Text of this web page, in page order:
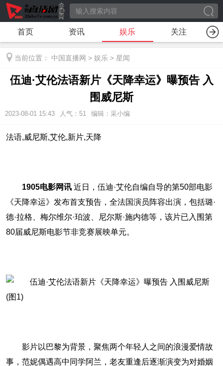
首页 资讯 娱乐 关注
当前位置： 中国直播网 > 娱乐 > 星闻
伍迪·艾伦法语新片《天降幸运》曝预告 入
围威尼斯
2023-08-01 15:43 人气： 51 编辑：采小编
法语,威尼斯,艾伦,新片,天降
1905电影网讯 近日，伍迪·艾伦自编自导的第50部电影
《天降幸运》发布首支预告，全法国演员阵容出演，包括璐·
德·拉格、梅尔维尔·珀波、尼尔斯·施内德等，该片已入围第
80届威尼斯电影节非竞赛展映单元。
影片以巴黎为背景，聚焦两个年轻人之间的浪漫爱情故
事，范妮偶遇高中同学阿兰，老友重逢后逐渐演变为对婚姻